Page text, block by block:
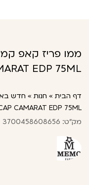
EDP 75ML
דף הבית » חנות » חדש
CAMARAT EDP 75ML
מק"ט: 3700458608656